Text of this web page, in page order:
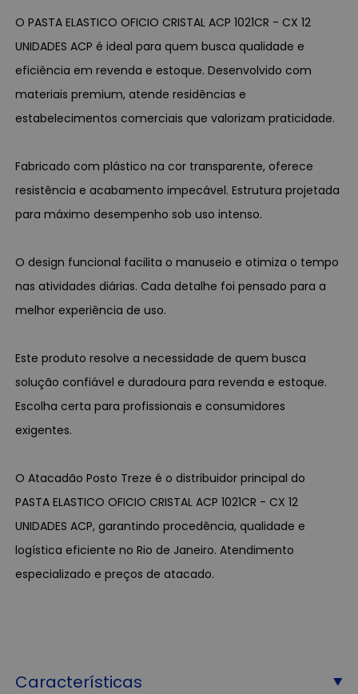
O PASTA ELASTICO OFICIO CRISTAL ACP 1021CR - CX 12
UNIDADES ACP é ideal para quem busca qualidade e
eficiência em revenda e estoque. Desenvolvido com
materiais premium, atende residências e
estabelecimentos comerciais que valorizam praticidade.
Fabricado com plástico na cor transparente, oferece
resistência e acabamento impecável. Estrutura projetada
para máximo desempenho sob uso intenso.
O design funcional facilita o manuseio e otimiza o tempo
nas atividades diárias. Cada detalhe foi pensado para a
melhor experiência de uso.
Este produto resolve a necessidade de quem busca
solução confiável e duradoura para revenda e estoque.
Escolha certa para profissionais e consumidores
exigentes.
O Atacadão Posto Treze é o distribuidor principal do
PASTA ELASTICO OFICIO CRISTAL ACP 1021CR - CX 12
UNIDADES ACP, garantindo procedência, qualidade e
logística eficiente no Rio de Janeiro. Atendimento
especializado e preços de atacado.
Características